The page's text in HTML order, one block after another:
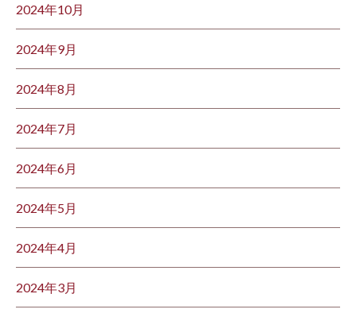
2024年10月
2024年9月
2024年8月
2024年7月
2024年6月
2024年5月
2024年4月
2024年3月